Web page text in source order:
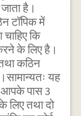
है।
टॉपिक में
कि
के लिए है।
कठिन
यह
आपके पास 3
लिए तथा दो